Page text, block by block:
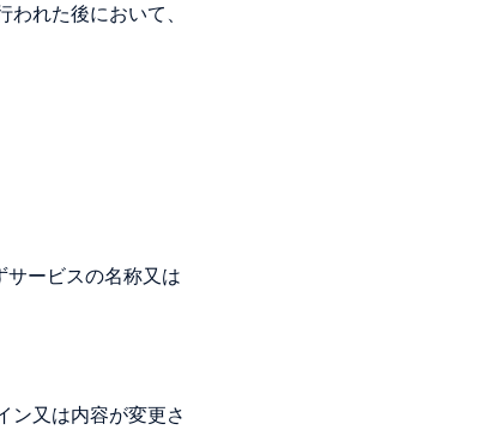
れた後において、
サービスの名称又は
ン又は内容が変更さ